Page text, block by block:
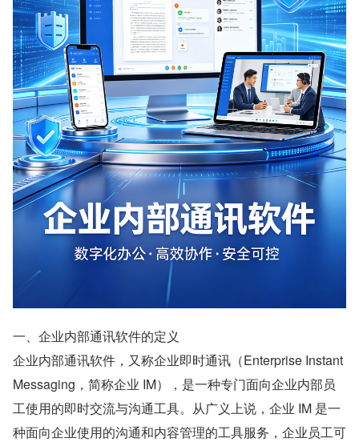
一、企业内部通讯软件的定义
企业内部通讯软件，又称企业即时通讯（Enterprise Instant
Messaging，简称企业 IM），是一种专门面向企业内部员
工使用的即时交流与沟通工具。从广义上说，企业 IM 是一
种面向企业使用的沟通和内容管理的工具服务，企业员工可